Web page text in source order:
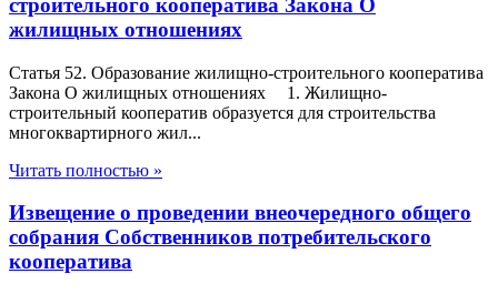
строительного кооператива Закона О
жилищных отношениях
Статья 52. Образование жилищно-строительного кооператива
Закона О жилищных отношениях 1. Жилищно-
строительный кооператив образуется для строительства
многоквартирного жил...
Читать полностью »
Извещение о проведении внеочередного общего
собрания Собственников потребительского
кооператива